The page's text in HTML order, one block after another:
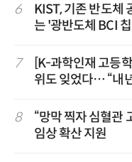
6
KIST, 기존 반도체
는 '광반도체 BCI
7
[K-과학인재 고등
위도 잊었다… “내
8
“망막 찍자 심혈관
임상 확산 지원